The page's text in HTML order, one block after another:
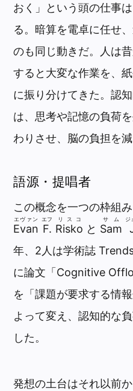
おく」という頭の仕事
る。暗算を電卓に任せ
のも同じ動きだ。人は
すると大変な作業を、
に振り分けてきた。認
は、思考や記憶の負荷
わりさせ、脳の負担を
語源・提唱者
この概念を一つの枠組
Evan
エヴァン
F.
エフ
Risko
リスコ
と Sam
サム ジ
年、2人は学術誌
に論文「Cognitive
を「課題が要求する情
よって変え、認知的な
した。
発想の土台はそれ以前